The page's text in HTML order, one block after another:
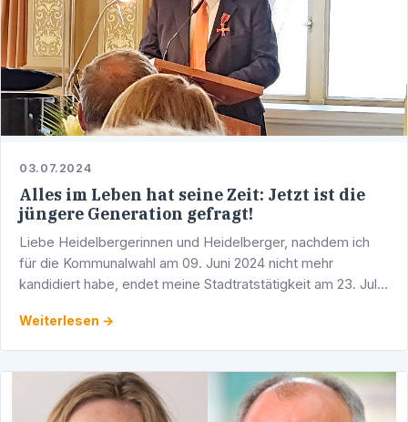
03.07.2024
Alles im Leben hat seine Zeit: Jetzt ist die
jüngere Generation gefragt!
Liebe Heidelbergerinnen und Heidelberger, nachdem ich
für die Kommunalwahl am 09. Juni 2024 nicht mehr
kandidiert habe, endet meine Stadtratstätigkeit am 23. Juli
Weiterlesen →